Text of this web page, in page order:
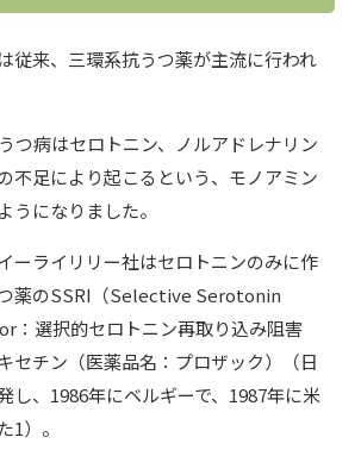
従来、 三環系抗うつ薬が主流に行われ
つ病はセロトニン、ノルアドレナリン
不足により起こるという、モノアミン
うになりました。
ーライリリー社はセロトニンのみに作
薬のSSRI（Selective Serotonin
選択的セロトニン再取り込み阻害
セチン（医薬品名：プロザック）（日
し、1986年にベルギーで、1987年に米
1）。